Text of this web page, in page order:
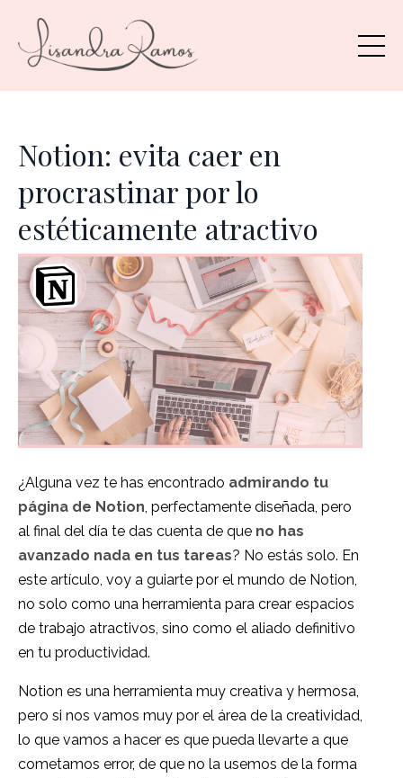
Notion: evita caer en
procrastinar por lo
estéticamente atractivo
¿Alguna vez te has encontrado admirando tu
página de Notion, perfectamente diseñada, pero
al final del día te das cuenta de que no has
avanzado nada en tus tareas? No estás solo. En
este artículo, voy a guiarte por el mundo de Notion,
no solo como una herramienta para crear espacios
de trabajo atractivos, sino como el aliado definitivo
en tu productividad.
Notion es una herramienta muy creativa y hermosa,
pero si nos vamos muy por el área de la creatividad,
lo que vamos a hacer es que pueda llevarte a que
cometamos error, de que no la usemos de la forma